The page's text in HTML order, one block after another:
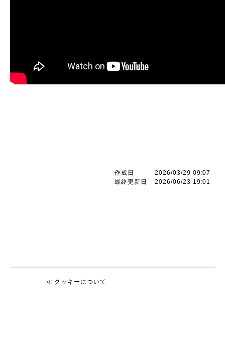
作成日
2026/03/29 09:07
最終更新日
2026/06/23 19:01
≪ クッキーについて